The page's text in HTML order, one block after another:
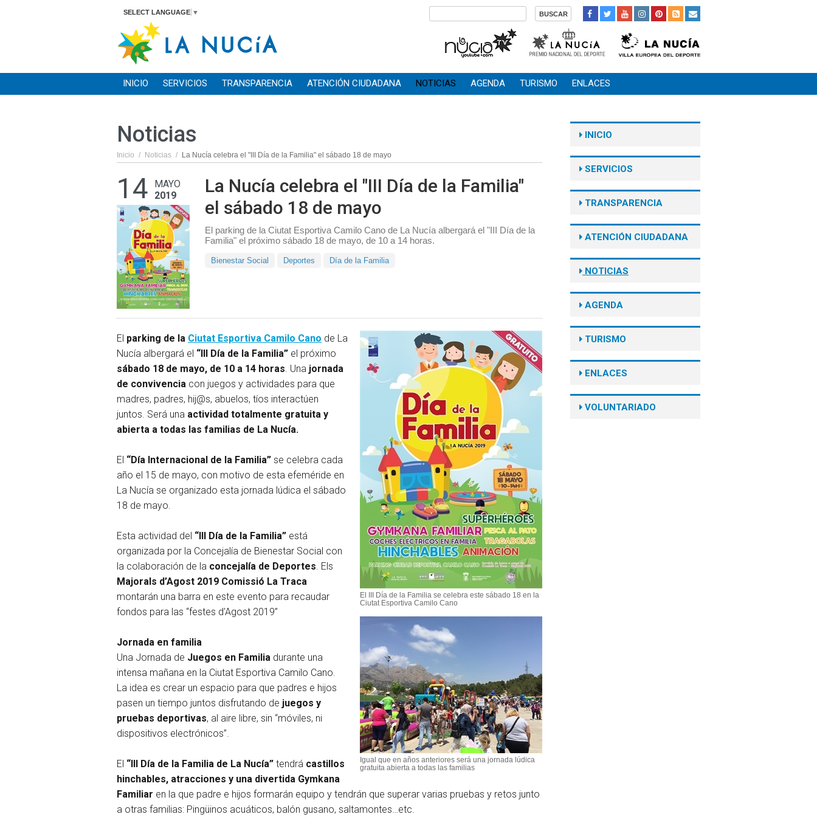
SELECT LANGUAGE ▼
INICIO SERVICIOS TRANSPARENCIA ATENCIÓN CIUDADANA NOTICIAS AGENDA TURISMO ENLACES
Noticias
Inicio / Noticias / La Nucía celebra el "III Día de la Familia" el sábado 18 de mayo
14
MAYO
2019
La Nucía celebra el "III Día de la Familia"
el sábado 18 de mayo
El parking de la Ciutat Esportiva Camilo Cano de La Nucía albergará el "III Día de la
Familia" el próximo sábado 18 de mayo, de 10 a 14 horas.
Bienestar Social Deportes Día de la Familia
El III Día de la Familia se celebra este sábado 18 en la
Ciutat Esportiva Camilo Cano
Igual que en años anteriores será una jornada lúdica
gratuita abierta a todas las familias
El parking de la Ciutat Esportiva Camilo Cano de La
Nucía albergará el “III Día de la Familia” el próximo
sábado 18 de mayo, de 10 a 14 horas . Una jornada
de convivencia con juegos y actividades para que
madres, padres, hij@s, abuelos, tíos interactúen
juntos. Será una actividad totalmente gratuita y
abierta a todas las familias de La Nucía.
El “Día Internacional de la Familia” se celebra cada
año el 15 de mayo, con motivo de esta efeméride en
La Nucía se organizado esta jornada lúdica el sábado
18 de mayo.
Esta actividad del “III Día de la Familia” está
organizada por la Concejalía de Bienestar Social con
la colaboración de la concejalía de Deportes . Els
Majorals d’Agost 2019 Comissió La Traca
montarán una barra en este evento para recaudar
fondos para las “festes d’Agost 2019”
Jornada en familia
Una Jornada de Juegos en Familia durante una
intensa mañana en la Ciutat Esportiva Camilo Cano.
La idea es crear un espacio para que padres e hijos
pasen un tiempo juntos disfrutando de juegos y
pruebas deportivas, al aire libre, sin “móviles, ni
dispositivos electrónicos”.
El “III Día de la Familia de La Nucía” tendrá castillos
hinchables, atracciones y una divertida Gymkana
Familiar en la que padre e hijos formarán equipo y tendrán que superar varias pruebas y retos junto
a otras familias: Pingüinos acuáticos, balón gusano, saltamontes…etc.
INICIO
SERVICIOS
TRANSPARENCIA
ATENCIÓN CIUDADANA
NOTICIAS
AGENDA
TURISMO
ENLACES
VOLUNTARIADO